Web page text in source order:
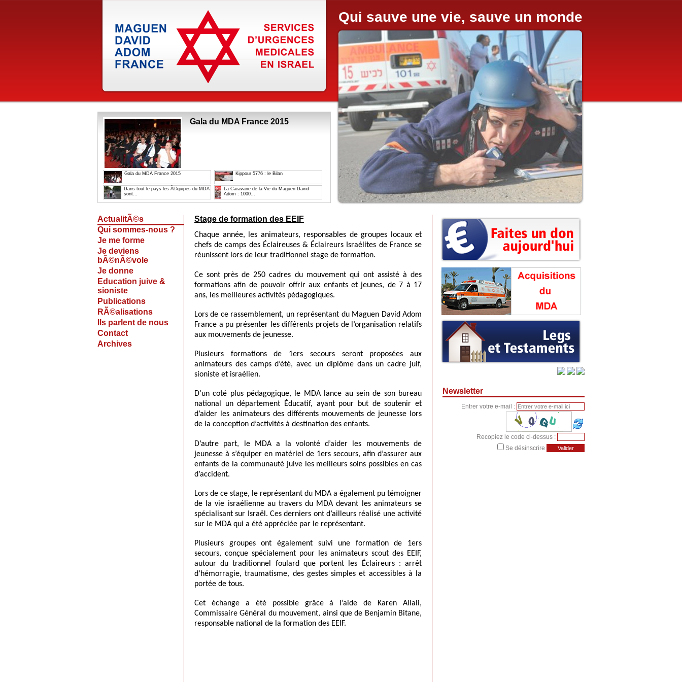
Gala du MDA France 2015
Gala du MDA France 2015 Kippour 5776 : le Bilan
Dans tout le pays les Ã©quipes du MDA
sont...
La Caravane de la Vie du Maguen David
Adom : 1000...
Qui sauve une vie, sauve un monde
ActualitÃ©s
Qui sommes-nous ?
Je me forme
Je deviens
bÃ©nÃ©vole
Je donne
Education juive &
sioniste
Publications
RÃ©alisations
Ils parlent de nous
Contact
Archives
Stage de formation des EEIF
Chaque année, les animateurs, responsables de groupes locaux et
chefs de camps des Éclaireuses & Éclaireurs Israélites de France se
réunissent lors de leur traditionnel stage de formation.
Ce sont près de 250 cadres du mouvement qui ont assisté à des
formations afin de pouvoir offrir aux enfants et jeunes, de 7 à 17
ans, les meilleures activités pédagogiques.
Lors de ce rassemblement, un représentant du Maguen David Adom
France a pu présenter les différents projets de l’organisation relatifs
aux mouvements de jeunesse.
Plusieurs formations de 1ers secours seront proposées aux
animateurs des camps d’été, avec un diplôme dans un cadre juif,
sioniste et israélien.
D’un coté plus pédagogique, le MDA lance au sein de son bureau
national un département Éducatif, ayant pour but de soutenir et
d’aider les animateurs des différents mouvements de jeunesse lors
de la conception d’activités à destination des enfants.
D’autre part, le MDA a la volonté d’aider les mouvements de
jeunesse à s’équiper en matériel de 1ers secours, afin d’assurer aux
enfants de la communauté juive les meilleurs soins possibles en cas
d’accident.
Lors de ce stage, le représentant du MDA a également pu témoigner
de la vie israélienne au travers du MDA devant les animateurs se
spécialisant sur Israël. Ces derniers ont d’ailleurs réalisé une activité
sur le MDA qui a été appréciée par le représentant.
Plusieurs groupes ont également suivi une formation de 1ers
secours, conçue spécialement pour les animateurs scout des EEIF,
autour du traditionnel foulard que portent les Éclaireurs : arrêt
d’hémorragie, traumatisme, des gestes simples et accessibles à la
portée de tous.
Cet échange a été possible grâce à l’aide de Karen Allali,
Commissaire Général du mouvement, ainsi que de Benjamin Bitane,
responsable national de la formation des EEIF.
Newsletter
Entrer votre e-mail :
Recopiez le code ci-dessus :
Se désinscrire